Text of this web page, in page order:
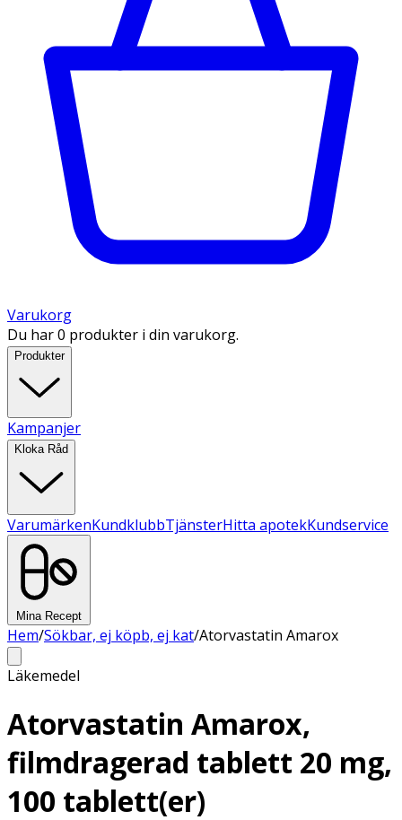
Varukorg
Du har 0 produkter i din varukorg.
Produkter
Kampanjer
Kloka Råd
VarumärkenKundklubbTjänsterHitta apotekKundservice
Mina Recept
Hem/Sökbar, ej köpb, ej kat/Atorvastatin Amarox
Läkemedel
Atorvastatin Amarox,
filmdragerad tablett 20 mg,
100 tablett(er)